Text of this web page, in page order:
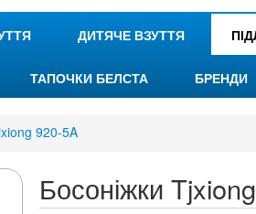
ДИТЯЧЕ ВЗУТТЯ
ТАПОЧКИ БЕЛСТА БРЕНДИ
920-5A
Босоніжки